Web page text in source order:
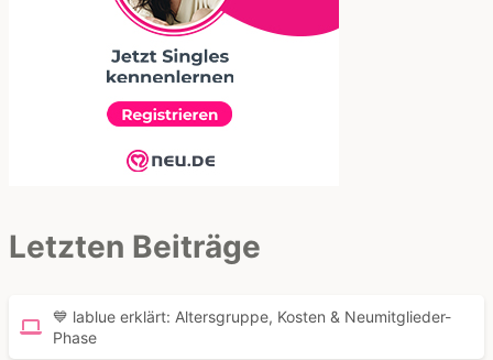
Letzten Beiträge
💙 lablue erklärt: Altersgruppe, Kosten & Neumitglieder-
Phase